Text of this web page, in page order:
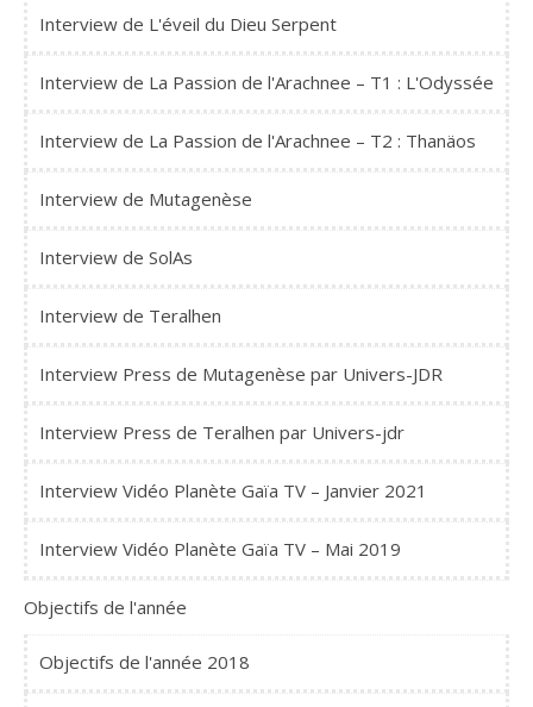
Interview de L'éveil du Dieu Serpent
Interview de La Passion de l'Arachnee – T1 : L'Odyssée
Interview de La Passion de l'Arachnee – T2 : Thanäos
Interview de Mutagenèse
Interview de SolAs
Interview de Teralhen
Interview Press de Mutagenèse par Univers-JDR
Interview Press de Teralhen par Univers-jdr
Interview Vidéo Planète Gaïa TV – Janvier 2021
Interview Vidéo Planète Gaïa TV – Mai 2019
Objectifs de l'année
Objectifs de l'année 2018